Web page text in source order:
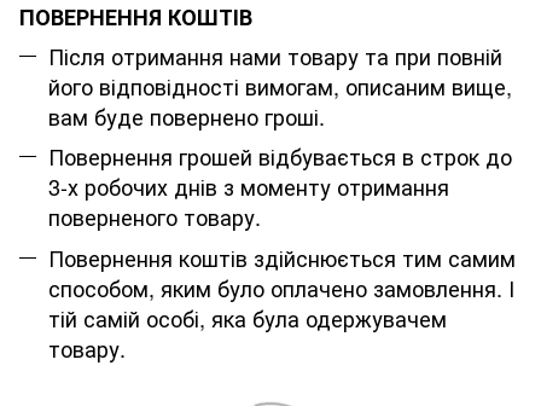
ПОВЕРНЕННЯ КОШТІВ
Після отримання нами товару та при повній
його відповідності вимогам, описаним вище,
вам буде повернено гроші.
Повернення грошей відбувається в строк до
3-х робочих днів з моменту отримання
поверненого товару.
Повернення коштів здійснюється тим самим
способом, яким було оплачено замовлення. І
тій самій особі, яка була одержувачем
товару.